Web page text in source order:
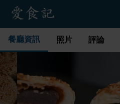
餐廳資訊 照片 評論